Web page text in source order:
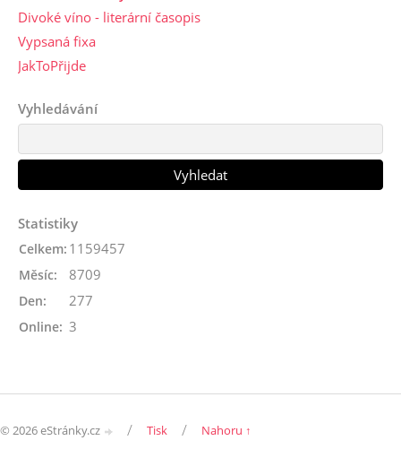
Divoké víno - literární časopis
Vypsaná fixa
JakToPřijde
Vyhledávání
Statistiky
Online: 3
Celkem: 1159457
Měsíc: 8709
Den: 277
© 2026 eStránky.cz / Tisk / Nahoru ↑